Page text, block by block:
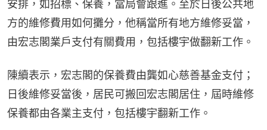
安排，如招標、保養，當局會跟進。至於日後公共地
方的維修費用如何攤分，他稱當所有地方維修妥當，
由宏志閣業戶支付有關費用，包括樓宇做翻新工作。
陳續表示，宏志閣的保養費由龔如心慈善基金支付；
日後維修妥當後，居民可搬回宏志閣居住，屆時維修
保養都由各業主支付，包括樓宇翻新工作。